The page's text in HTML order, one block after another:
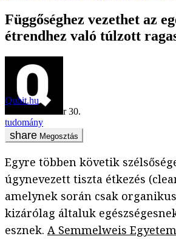
Függőséghez vezethet az
étrendhez való túlzott
Qubit.hu
2024. december 30.
tudomány
Megosztás
Egyre többen követik
úgynevezett tiszta étkezés
amelynek során csak
kizárólag általuk
esznek. A Semmelweis